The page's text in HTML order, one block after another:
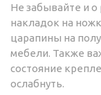
Не забывайте и
накладок на
царапины на
мебели. Также
состояние
ослабнуть.